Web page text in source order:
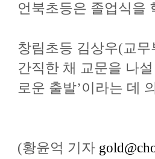
언북초등은 졸업식을
창림초등 김상우(교
간직한 채 교문을 나
로운 출발’이라는 데
(황윤억 기자